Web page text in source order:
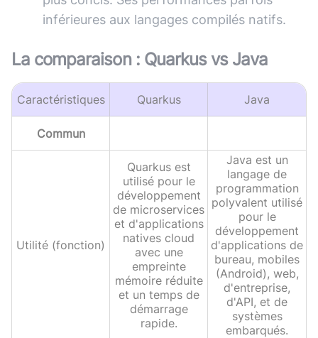
inférieures aux langages compilés natifs.
La comparaison : Quarkusvs Java
Caractéristiques Quarkus Java
Commun
Utilité (fonction)
Quarkus est
utilisé pour le
développement
de microservices
et d'applications
natives cloud
avec une
empreinte
mémoire réduite
et un temps de
démarrage
rapide.
Java est un
langage de
programmation
polyvalent utilisé
pour le
développement
d'applications de
bureau, mobiles
(Android), web,
d'entreprise,
d'API, et de
systèmes
embarqués.